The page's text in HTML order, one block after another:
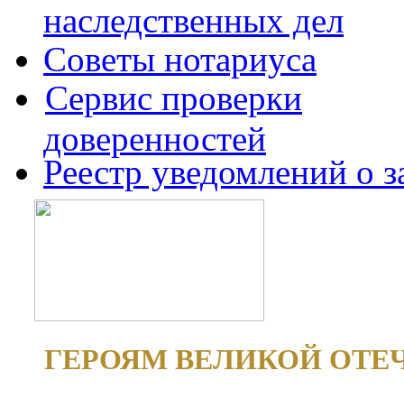
наследственных дел
Советы нотариуса
Сервис проверки
доверенностей
Реестр уведомлений о
ГЕРОЯМ ВЕЛИКОЙ